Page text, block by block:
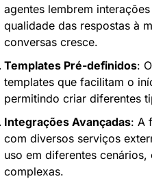
agentes lembrem
qualidade das respostas à
conversas cresce.
Templates Pré-definidos:
templates que facilitam o
permitindo criar diferentes
Integrações Avançadas: A
com diversos serviços
uso em diferentes
complexas.